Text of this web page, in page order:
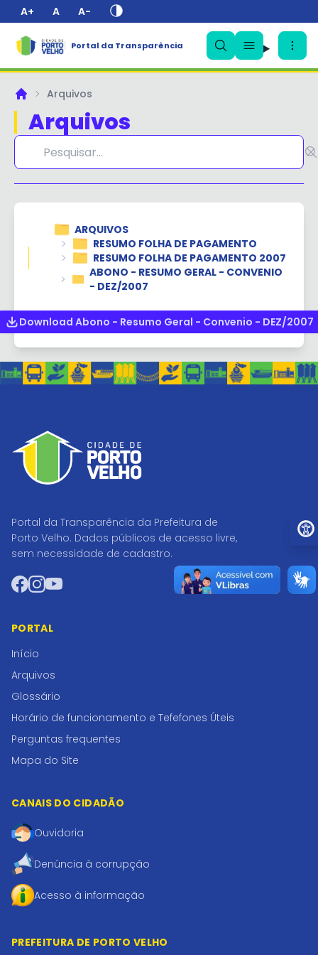
A+ A A-
Portal da Transparência
PrincipalArquivos
Arquivos
ARQUIVOS
RESUMO FOLHA DE PAGAMENTO
RESUMO FOLHA DE PAGAMENTO 2007
ABONO - RESUMO GERAL - CONVENIO
- DEZ/2007
Download Abono - Resumo Geral - Convenio - DEZ/2007
Portal da Transparência da Prefeitura de
Porto Velho. Dados públicos de acesso livre,
sem necessidade de cadastro.
Facebook
Instagram
YouTube
PORTAL
Início
Arquivos
Glossário
Horário de funcionamento e Tefefones Úteis
Perguntas frequentes
Mapa do Site
CANAIS DO CIDADÃO
Ouvidoria
Denúncia à corrupção
Acesso à informação
PREFEITURA DE PORTO VELHO
✕
Ir